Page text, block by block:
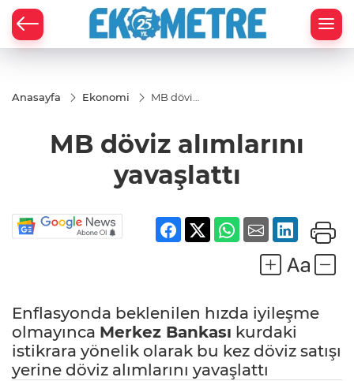
Anasayfa Ekonomi
MB döviz
MB döviz alımlarını
yavaşlattı
Enflasyonda beklenilen hızda iyileşme
olmayınca Merkez Bankası kurdaki
istikrara yönelik olarak bu kez döviz satışı
yerine döviz alımlarını yavaşlattı